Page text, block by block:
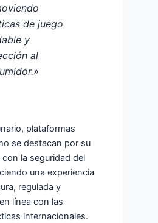
de juego
y
al
plataformas
se destacan por su
la seguridad del
una experiencia
regulada y
línea con las
internacionales.